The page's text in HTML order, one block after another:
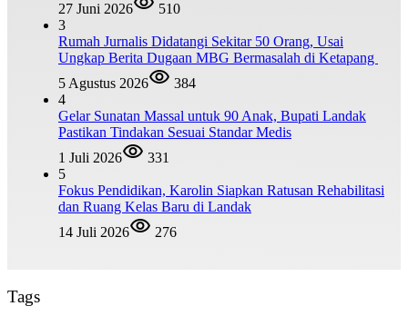
27 Juni 2026
510
3
Rumah Jurnalis Didatangi Sekitar 50 Orang, Usai
Ungkap Berita Dugaan MBG Bermasalah di Ketapang
5 Agustus 2026
384
4
Gelar Sunatan Massal untuk 90 Anak, Bupati Landak
Pastikan Tindakan Sesuai Standar Medis
1 Juli 2026
331
5
Fokus Pendidikan, Karolin Siapkan Ratusan Rehabilitasi
dan Ruang Kelas Baru di Landak
14 Juli 2026
276
Tags